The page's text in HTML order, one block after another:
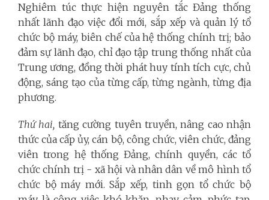
Nghiêm túc thực hiện nguyên tắc Đảng thống
nhất lãnh đạo việc đổi mới, sắp xếp và quản lý tổ
chức bộ máy, biên chế của hệ thống chính trị; bảo
đảm sự lãnh đạo, chỉ đạo tập trung thống nhất của
Trung ương, đồng thời phát huy tính tích cực, chủ
động, sáng tạo của từng cấp, từng ngành, từng địa
phương.
Thứ hai, tăng cường tuyên truyền, nâng cao nhận
thức của cấp ủy, cán bộ, công chức, viên chức, đảng
viên trong hệ thống Đảng, chính quyền, các tổ
chức chính trị - xã hội và nhân dân về mô hình tổ
chức bộ máy mới. Sắp xếp, tinh gọn tổ chức bộ